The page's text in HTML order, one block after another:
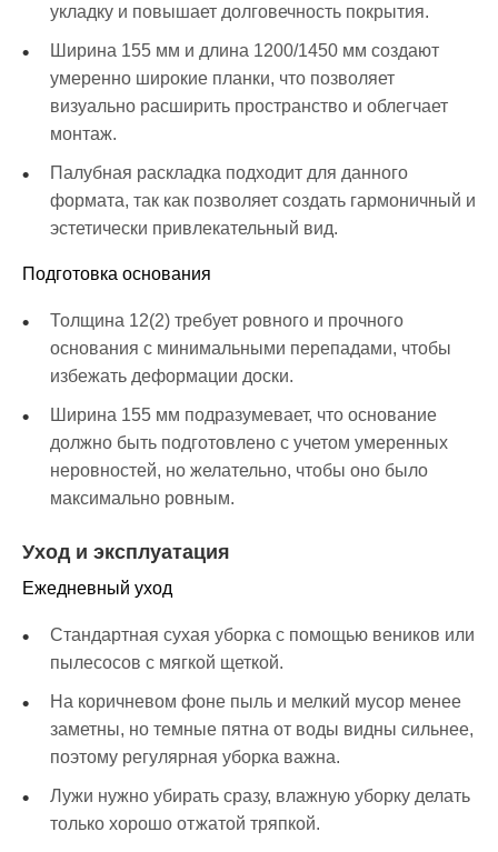
укладку и повышает долговечность покрытия.
Ширина 155 мм и длина 1200/1450 мм создают
умеренно широкие планки, что позволяет
визуально расширить пространство и облегчает
монтаж.
Палубная раскладка подходит для данного
формата, так как позволяет создать гармоничный и
эстетически привлекательный вид.
Подготовка основания
Толщина 12(2) требует ровного и прочного
основания с минимальными перепадами, чтобы
избежать деформации доски.
Ширина 155 мм подразумевает, что основание
должно быть подготовлено с учетом умеренных
неровностей, но желательно, чтобы оно было
максимально ровным.
Уход и эксплуатация
Ежедневный уход
Стандартная сухая уборка с помощью веников или
пылесосов с мягкой щеткой.
На коричневом фоне пыль и мелкий мусор менее
заметны, но темные пятна от воды видны сильнее,
поэтому регулярная уборка важна.
Лужи нужно убирать сразу, влажную уборку делать
только хорошо отжатой тряпкой.